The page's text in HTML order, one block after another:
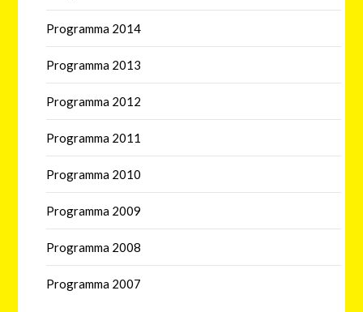
Programma 2014
Programma 2013
Programma 2012
Programma 2011
Programma 2010
Programma 2009
Programma 2008
Programma 2007